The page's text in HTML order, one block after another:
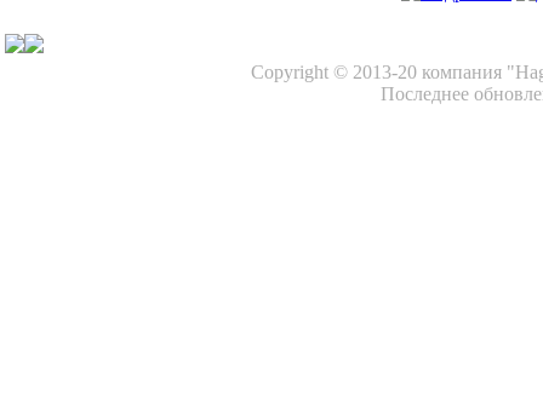
Copyright © 2013-20 компания
Последнее